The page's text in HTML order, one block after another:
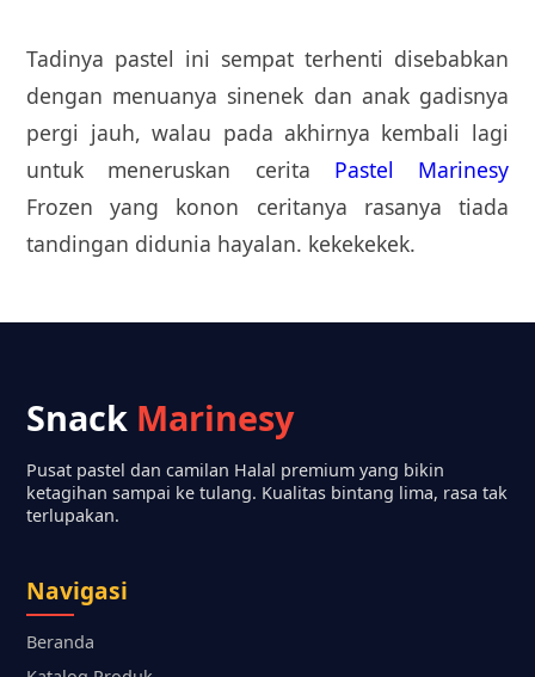
Tadinya pastel ini sempat terhenti disebabkan
dengan menuanya sinenek dan anak gadisnya
pergi jauh, walau pada akhirnya kembali lagi
untuk meneruskan cerita Pastel Marinesy
Frozen yang konon ceritanya rasanya tiada
tandingan didunia hayalan. kekekekek.
Snack Marinesy
Pusat pastel dan camilan Halal premium yang bikin
ketagihan sampai ke tulang. Kualitas bintang lima, rasa tak
terlupakan.
Navigasi
Beranda